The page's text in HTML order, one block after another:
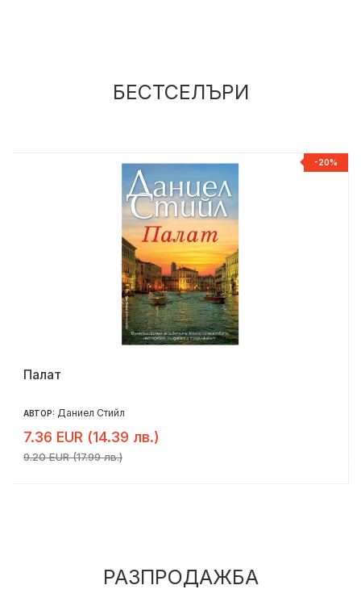
БЕСТСЕЛЪРИ
-20%
Палат
АВТОР: Даниел Стийл
7.36 EUR (14.39 лв.)
9.20 EUR (17.99 лв.)
РАЗПРОДАЖБА